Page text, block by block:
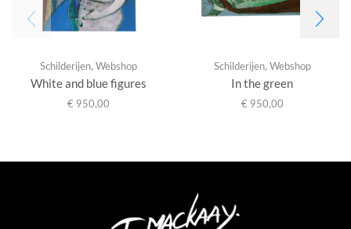
Schilderijen, Webshop
White and blue figures
€ 950,00
Schilderijen, Webshop
In the green
€ 950,00